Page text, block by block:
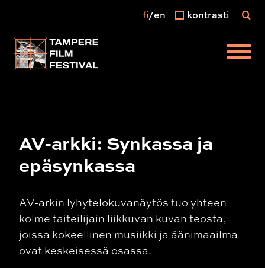
Päävalikko
fi en kontrasti
AV-arkki: Synkassa ja
epäsynkassa
AV-arkin lyhytelokuvanäytös tuo yhteen
kolme taiteilijain liikkuvan kuvan teosta,
joissa kokeellinen musiikki ja äänimaailma
ovat keskeisessä osassa.